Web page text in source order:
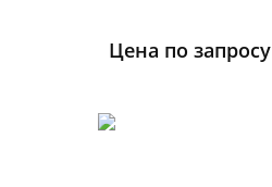
Цена по запросу